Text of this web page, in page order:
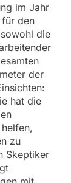
im Jahr
den
die
der
hat die
zu
Skeptiker